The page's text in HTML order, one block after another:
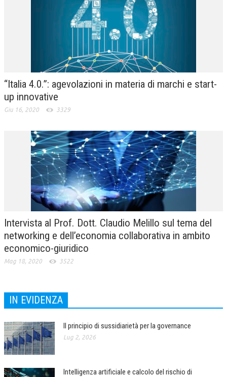
“Italia 4.0.”: agevolazioni in materia di marchi e start-
up innovative
Giu 16, 2020 3329
Intervista al Prof. Dott. Claudio Melillo sul tema del
networking e dell’economia collaborativa in ambito
economico-giuridico
Mag 18, 2020 3522
IN EVIDENZA
Il principio di sussidiarietà per la governance
Lug 2, 2026
Intelligenza artificiale e calcolo del rischio di